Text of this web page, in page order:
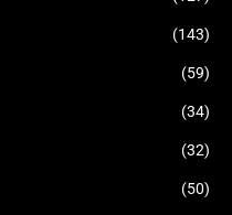
(143)
(59)
(34)
(32)
(50)